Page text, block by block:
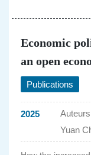
Economic
an open
Publications
2025
Yuan